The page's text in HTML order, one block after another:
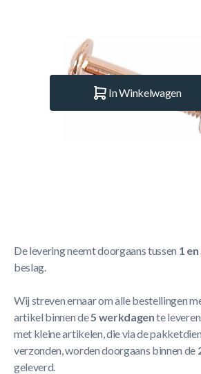
In Winkelwagen
De levering neemt doorgaans tussen 1
beslag.
Wij streven ernaar om alle bestellingen
artikel binnen de5 werkdagente
met kleine artikelen, die via de
verzonden, worden doorgaans binnen de
geleverd.